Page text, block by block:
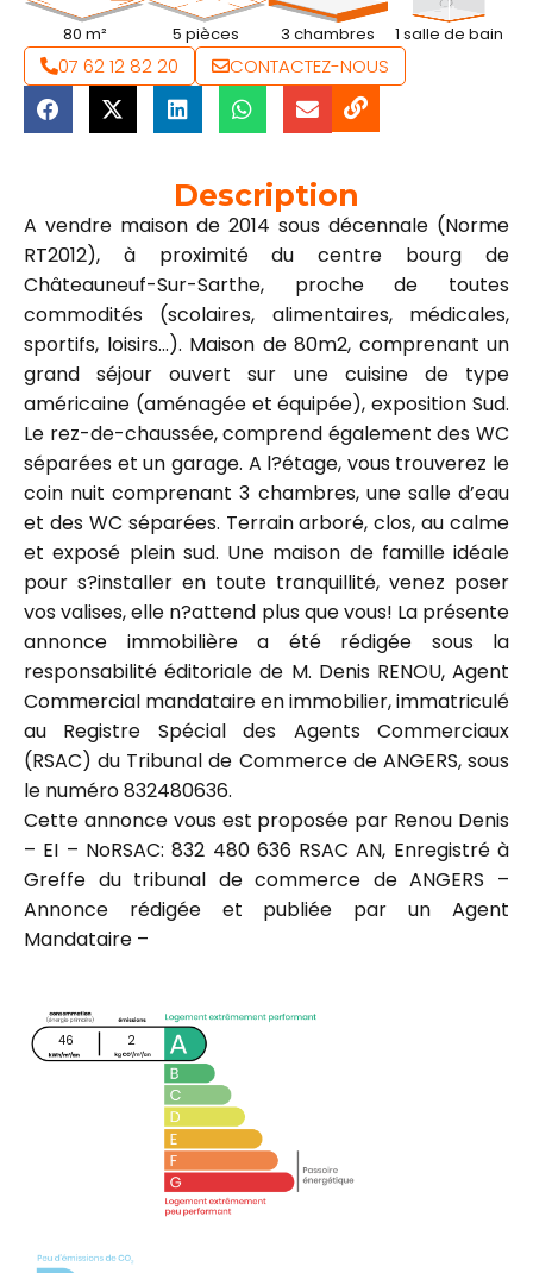
80 m² 5 pièces 3 chambres 1 salle de bain
07 62 12 82 20 CONTACTEZ-NOUS
Description
A vendre maison de 2014 sous décennale (Norme
RT2012), à proximité du centre bourg de
Châteauneuf-Sur-Sarthe, proche de toutes
commodités (scolaires, alimentaires, médicales,
sportifs, loisirs…). Maison de 80m2, comprenant un
grand séjour ouvert sur une cuisine de type
américaine (aménagée et équipée), exposition Sud.
Le rez-de-chaussée, comprend également des WC
séparées et un garage. A l?étage, vous trouverez le
coin nuit comprenant 3 chambres, une salle d’eau
et des WC séparées. Terrain arboré, clos, au calme
et exposé plein sud. Une maison de famille idéale
pour s?installer en toute tranquillité, venez poser
vos valises, elle n?attend plus que vous! La présente
annonce immobilière a été rédigée sous la
responsabilité éditoriale de M. Denis RENOU, Agent
Commercial mandataire en immobilier, immatriculé
au Registre Spécial des Agents Commerciaux
(RSAC) du Tribunal de Commerce de ANGERS, sous
le numéro 832480636.
Cette annonce vous est proposée par Renou Denis
– EI – NoRSAC: 832 480 636 RSAC AN, Enregistré à
Greffe du tribunal de commerce de ANGERS –
Annonce rédigée et publiée par un Agent
Mandataire –
46 2